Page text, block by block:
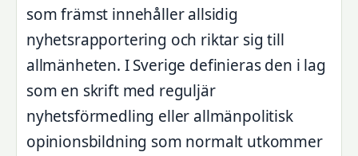
som främst innehåller allsidig
nyhetsrapportering och riktar sig till
allmänheten. I Sverige definieras den i lag
som en skrift med reguljär
nyhetsförmedling eller allmänpolitisk
opinionsbildning som normalt utkommer